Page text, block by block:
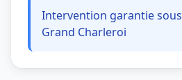
Intervention garantie
Grand Charleroi